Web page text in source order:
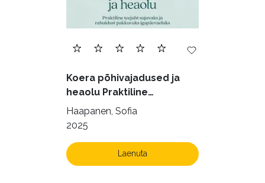
Ilukirjandus (4255)
Krimi ja põnevik (1285)
Kultuur ja teadus (45)
Kunst ja looming (86)
Laste- ja noortekirjandus (581)
Koera põhivajadused ja
heaolu Praktiline
käsiraamat sujuvaks ja
rahuldust pakkuvaks
Haapanen, Sofia
2025
Laenuta